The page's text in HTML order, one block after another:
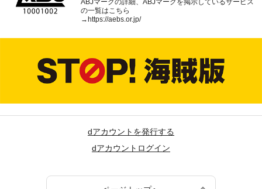
ABJマークの詳細、ABJマークを掲示しているサービス
の一覧はこちら
→https://aebs.or.jp/
dアカウントを発行する
dアカウントログイン